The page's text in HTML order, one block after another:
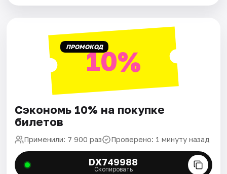
ПРОМОКОД10%
Сэкономь 10% на покупке
билетов
Применили: 7 900 раз Проверено: 1 минуту назад
DX749988
Скопировать